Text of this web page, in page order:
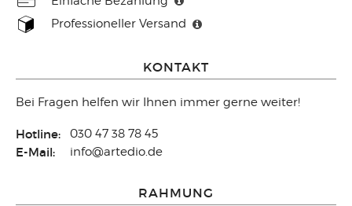
Professioneller Versand
KONTAKT
Bei Fragen helfen wir Ihnen immer gerne weiter!
Hotline: 030 47 38 78 45
E-Mail: info@artedio.de
RAHMUNG